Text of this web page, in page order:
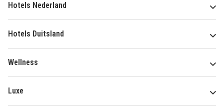
Hotels Nederland
Hotels Duitsland
Wellness
Luxe